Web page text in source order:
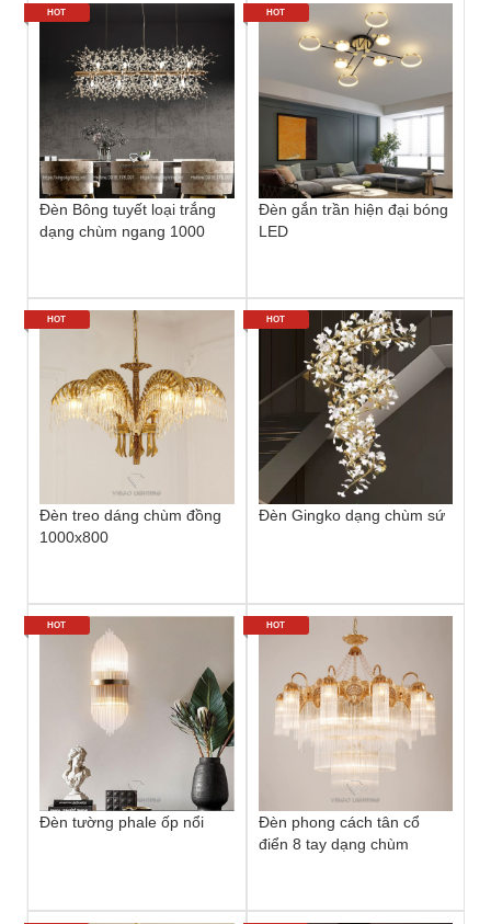
Đèn Bông tuyết loại trắng
dạng chùm ngang 1000
HOT
Đèn gắn trần hiện đại bóng
LED
HOT
Đèn treo dáng chùm đồng
1000x800
HOT
Đèn Gingko dạng chùm sứ
HOT
Đèn tường phale ốp nổi
HOT
Đèn phong cách tân cổ
điển 8 tay dạng chùm
HOT